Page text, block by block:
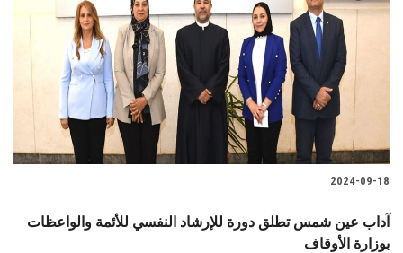
2024-09-18
آداب عين شمس تطلق دورة للإرشاد النفسي للأئمة والواعظات
بوزارة الأوقاف